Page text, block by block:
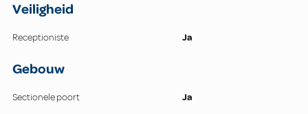
Veiligheid
Receptioniste Ja
Gebouw
Sectionele poort Ja